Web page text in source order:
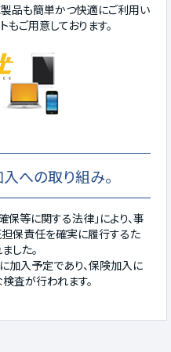
品も簡単かつ快適にご利用い
ご用意しております。
への取り組み。
等に関する法律」により、事
保責任を確実に履行するた
した。
加入予定であり、保険加入に
査が行われます。